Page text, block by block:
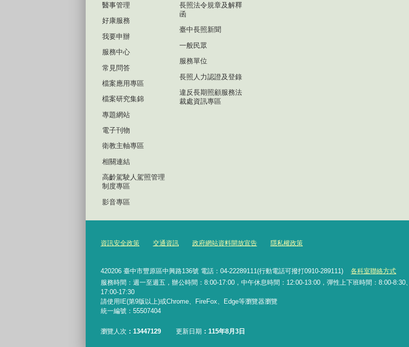
醫事管理
好康服務
我要申辦
服務中心
常見問答
檔案應用專區
檔案研究集錦
專題網站
電子刊物
衛教主軸專區
相關連結
高齡駕駛人駕照管理
制度專區
影音專區
長照法令規章及解釋
函
臺中長照新聞
一般民眾
服務單位
長照人力認證及登錄
違反長期照顧服務法
裁處資訊專區
資訊安全政策 交通資訊 政府網站資料開放宣告 隱私權政策
420206 臺中市豐原區中興路136號 電話：04-22289111(行動電話可撥打0910-289111)
各科室聯絡方式
服務時間：週一至週五，辦公時間：8:00-17:00，中午休息時間：12:00-13:00，彈性上下班時間：8:00-8:30、
17:00-17:30
請使用IE(第9版以上)或Chrome、FireFox、Edge等瀏覽器瀏覽
統一編號：55507404
瀏覽人次 13447129 更新日期 115年8月3日